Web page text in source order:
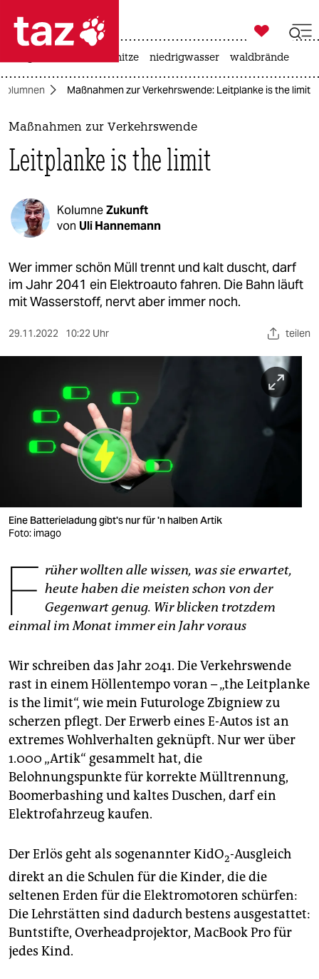
 taz zahl ich
taz zahl ich
themen
politik
öko
gesellschaft
kultur
sport
nord
wahrheit
verlag
verlag
veranstaltungen
fragen & hilfe
abo
genossenschaft

taz zahl ich
hitze niedrigwasser waldbrände
Kolumnen Maßnahmen zur Verkehrswende: Leitplanke is the limit
Maßnahmen zur Verkehrswende
Leitplanke is the limit
KolumneZukunft
von Uli Hannemann
Wer immer schön Müll trennt und kalt duscht, darf
im Jahr 2041 ein Elektroauto fahren. Die Bahn läuft
mit Wasserstoff, nervt aber immer noch.
29.11.2022 10:22 Uhr teilen
Eine Batterieladung gibt's nur für 'n halben Artik
Foto: imago
F rüher wollten alle wissen, was sie erwartet,
heute haben die meisten schon von der
Gegen­wart genug. Wir blicken trotzdem
einmal im Monat immer ein Jahr voraus
Wir schreiben das Jahr 2041. Die Verkehrswende
rast in einem Höllentempo voran – „the Leitplanke
is the limit“, wie mein Futurologe Zbigniew zu
scherzen pflegt. Der Erwerb eines E-Autos ist an
extremes Wohlverhalten geknüpft. Nur wer über
1.000 „Artik“ gesammelt hat, die
Belohnungspunkte für korrekte Mülltrennung,
Boomerbashing und kaltes Duschen, darf ein
Elektrofahrzeug kaufen.
Der Erlös geht als sogenannter KidO2-Ausgleich
direkt an die Schulen für die Kinder, die die
seltenen Erden für die Elektromotoren schürfen:
Die Lehrstätten sind dadurch bestens ausgestattet:
Buntstifte, Overheadprojektor, MacBook Pro für
jedes Kind.